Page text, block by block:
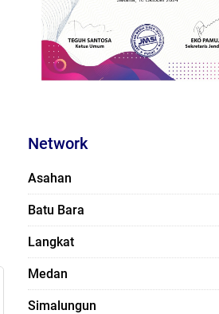
Network
Asahan
Batu Bara
Langkat
Medan
Simalungun